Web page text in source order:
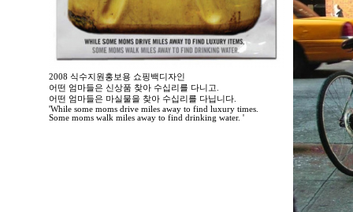
2008 식수지원홍보용 쇼핑백디자인
어떤 엄마들은 신상품 찾아 수십리를 다니고.
어떤 엄마들은 마실물을 찾아 수십리를 다닙니다.
'While some moms drive miles away to find luxury times.
Some moms walk miles away to find drinking water. '